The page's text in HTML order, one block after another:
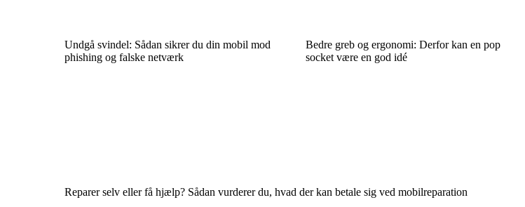
Undgå svindel: Sådan sikrer du din mobil mod
phishing og falske netværk
Bedre greb og ergonomi: Derfor kan en pop
socket være en god idé
Reparer selv eller få hjælp? Sådan vurderer du, hvad der kan betale sig ved mobilreparation